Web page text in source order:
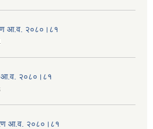
आ.व. २०८०।८१
आ.व. २०८०।८१
आ.व. २०८०।८१